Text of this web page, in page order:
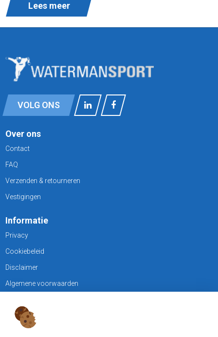
Lees meer
VOLG ONS
Over ons
Contact
FAQ
Verzenden & retourneren
Vestigingen
Informatie
Privacy
Cookiebeleid
Disclaimer
Algemene voorwaarden
KLANTENSERVICE